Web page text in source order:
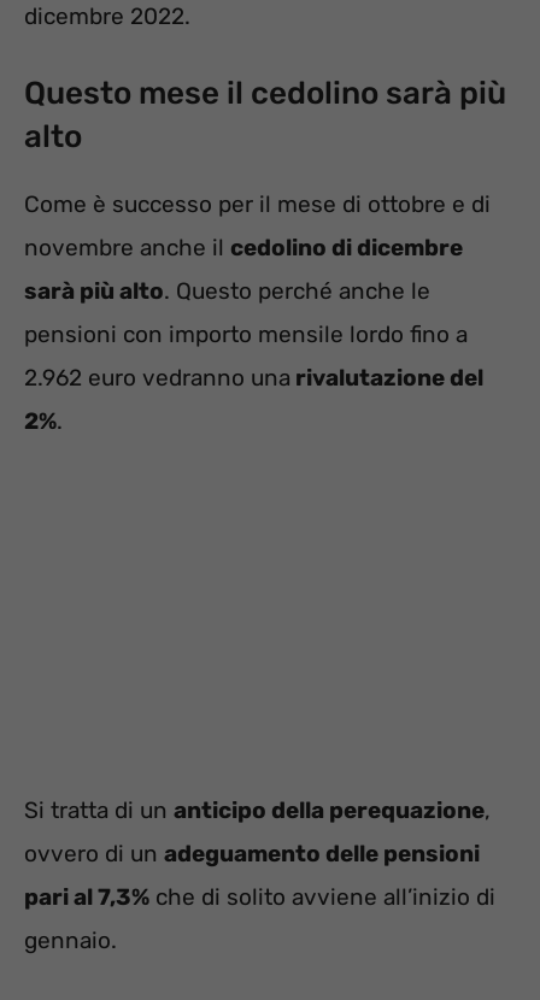
dicembre 2022.
Questo mese il cedolino sarà più
alto
Come è successo per il mese di ottobre e di
novembre anche il cedolino di dicembre
sarà più alto. Questo perché anche le
pensioni con importo mensile lordo fino a
2.962 euro vedranno una rivalutazione del
2%.
Si tratta di un anticipo della perequazione,
ovvero di un adeguamento delle pensioni
pari al 7,3% che di solito avviene all’inizio di
gennaio.